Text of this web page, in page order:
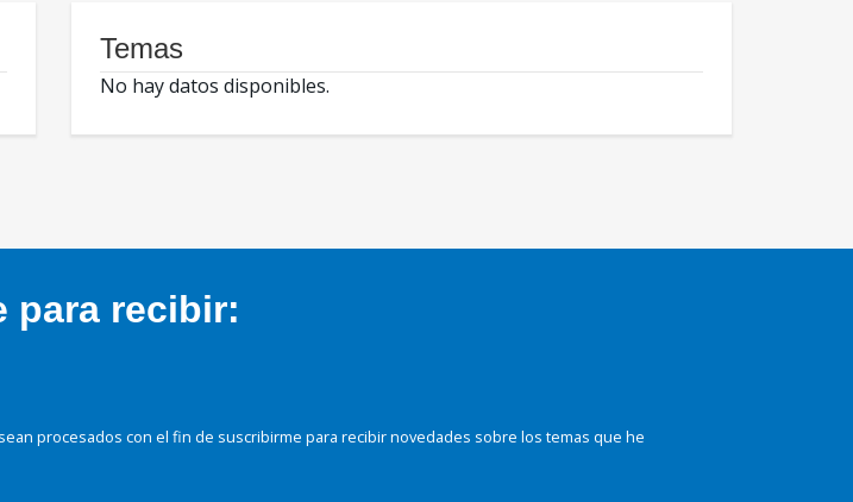
Temas
No hay datos disponibles.
para recibir:
procesados con el fin de suscribirme para recibir novedades sobre los temas que he